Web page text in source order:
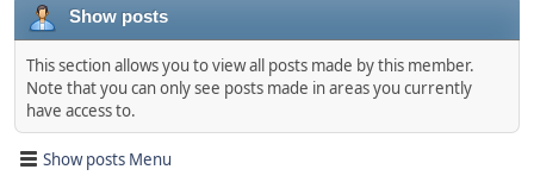
Show posts
This section allows you to view all posts made by this member.
Note that you can only see posts made in areas you currently
have access to.
Show posts Menu